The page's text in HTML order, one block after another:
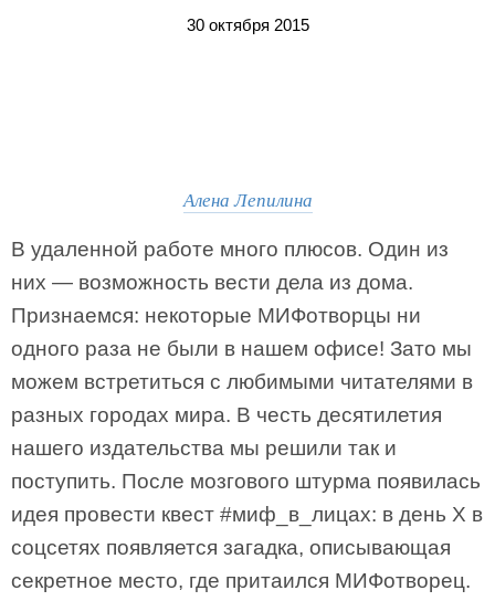
30 октября 2015
Алена Лепилина
В удаленной работе много плюсов. Один из
них — возможность вести дела из дома.
Признаемся: некоторые МИФотворцы ни
одного раза не были в нашем офисе! Зато мы
можем встретиться с любимыми читателями в
разных городах мира. В честь десятилетия
нашего издательства мы решили так и
поступить. После мозгового штурма появилась
идея провести квест #миф_в_лицах: в день Х в
соцсетях появляется загадка, описывающая
секретное место, где притаился МИФотворец.